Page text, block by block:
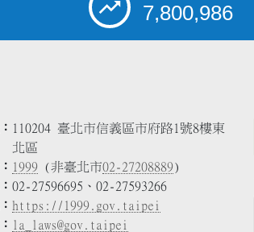
7,800,986
110204 臺北市信義區市府路1號8樓東
北區
1999 (非臺北市02-27208889)
02-27596695、02-27593266
https://1999.gov.taipei
la_laws@gov.taipei